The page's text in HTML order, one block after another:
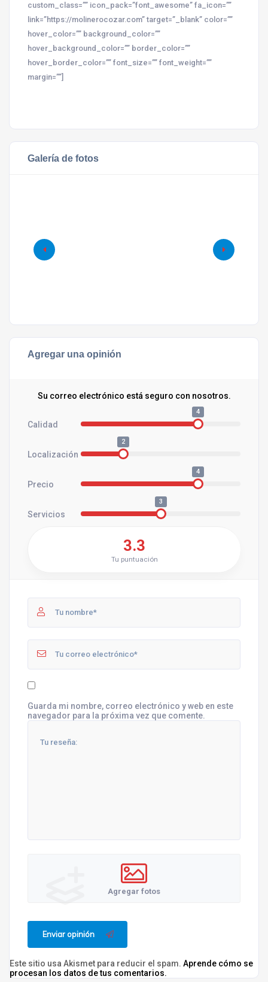
custom_class=”” icon_pack=”font_awesome” fa_icon=””
link=”https://molinerocozar.com” target=”_blank” color=””
hover_color=”” background_color=””
hover_background_color=”” border_color=””
hover_border_color=”” font_size=”” font_weight=””
margin=””]
Galería de fotos
Agregar una opinión
Su correo electrónico está seguro con nosotros.
Calidad
4
Localización
2
Precio
4
Servicios
3
3.3
Tu puntuación
Guarda mi nombre, correo electrónico y web en este
navegador para la próxima vez que comente.
Agregar fotos
Enviar opinión
Este sitio usa Akismet para reducir el spam. Aprende cómo se
procesan los datos de tus comentarios.